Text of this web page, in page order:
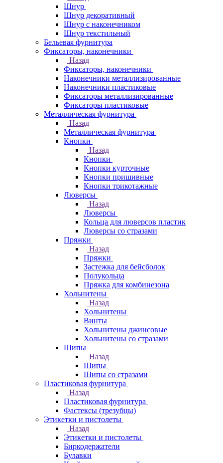
Шнур
Шнур декоративный
Шнур с наконечником
Шнур текстильный
Бельевая фурнитура
Фиксаторы, наконечники
Назад
Фиксаторы, наконечники
Наконечники металлизированные
Наконечники пластиковые
Фиксаторы металлизированные
Фиксаторы пластиковые
Металлическая фурнитура
Назад
Металлическая фурнитура
Кнопки
Назад
Кнопки
Кнопки курточные
Кнопки пришивные
Кнопки трикотажные
Люверсы
Назад
Люверсы
Кольца для люверсов пластик
Люверсы со стразами
Пряжки
Назад
Пряжки
Застежка для бейсболок
Полукольца
Пряжка для комбинезона
Хольнитены
Назад
Хольнитены
Винты
Хольнитены джинсовые
Хольнитены со стразами
Шипы
Назад
Шипы
Шипы со стразами
Пластиковая фурнитура
Назад
Пластиковая фурнитура
Фастексы (трезубцы)
Этикетки и пистолеты
Назад
Этикетки и пистолеты
Биркодержатели
Булавки